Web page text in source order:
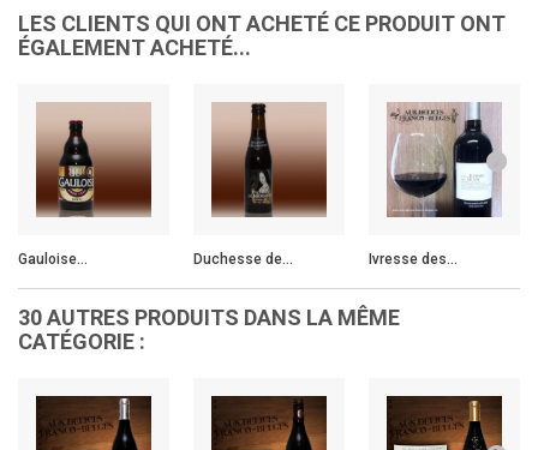
LES CLIENTS QUI ONT ACHETÉ CE PRODUIT ONT
ÉGALEMENT ACHETÉ...
Gauloise... Duchesse de... Ivresse des...
30 AUTRES PRODUITS DANS LA MÊME
CATÉGORIE :